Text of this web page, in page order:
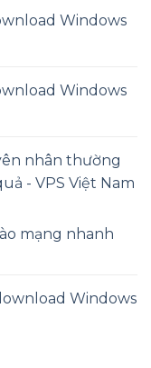
Windows
Windows
nhân thường
- VPS Việt Nam
mạng nhanh
Windows